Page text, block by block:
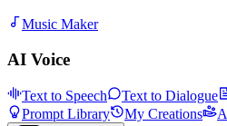
Music Maker
AI Voice
Text to Speech Text to Dialogue
Prompt Library
My Creations